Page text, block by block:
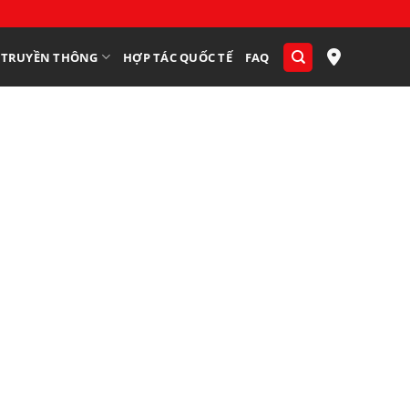
TRUYỀN THÔNG HỢP TÁC QUỐC TẾ FAQ